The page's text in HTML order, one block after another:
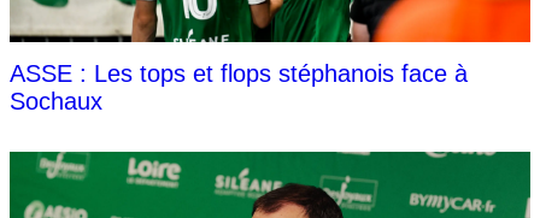
ASSE : Les tops et flops stéphanois face à
Sochaux